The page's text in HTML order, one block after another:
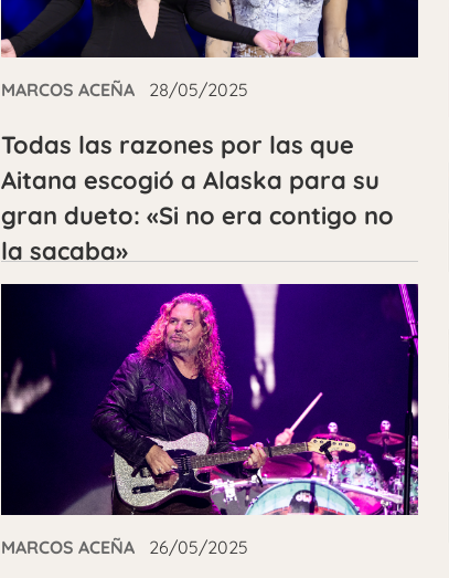
MARCOS ACEÑA 28/05/2025
Todas las razones por las que
Aitana escogió a Alaska para su
gran dueto: «Si no era contigo no
la sacaba»
MARCOS ACEÑA 26/05/2025